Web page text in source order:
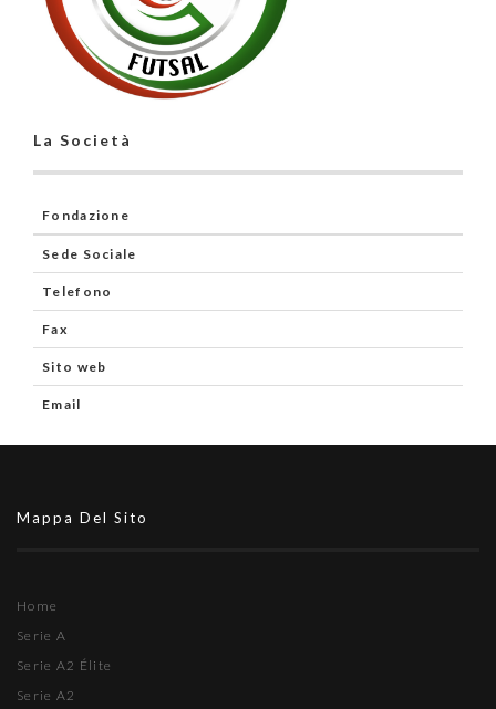
La Società
Fondazione
Sede Sociale
Telefono
Fax
Sito web
Email
Mappa Del Sito
Home
Serie A
Serie A2 Élite
Serie A2